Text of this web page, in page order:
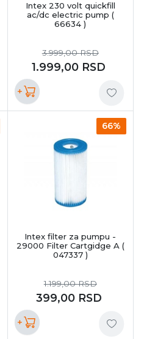
Intex 230 volt quickfill
ac/dc electric pump (
66634 )
1.999,00 RSD
3.999,00RSD
+
66%
Intex filter za pumpu -
29000 Filter Cartgidge A (
047337 )
399,00 RSD
1.199,00RSD
+